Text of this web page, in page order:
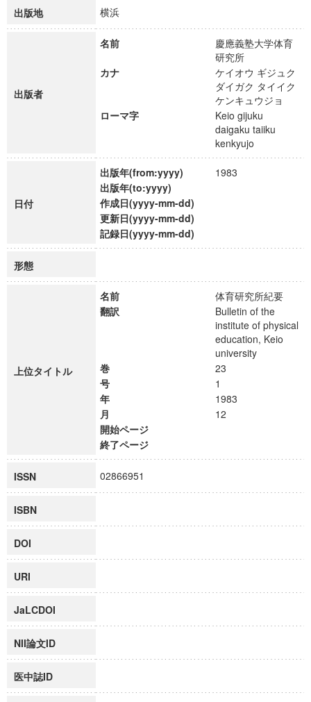
出版地 横浜
出版者
名前
慶應義塾大学体育
研究所
カナ
ケイオウ ギジュク
ダイガク タイイク
ケンキュウジョ
ローマ字
Keio gijuku
daigaku taiiku
kenkyujo
日付
出版年(from:yyyy)
1983
出版年(to:yyyy)
作成日(yyyy-mm-dd)
更新日(yyyy-mm-dd)
記録日(yyyy-mm-dd)
形態
上位タイトル
名前
体育研究所紀要
翻訳
Bulletin of the
institute of physical
education, Keio
university
巻
23
号
1
年
1983
月
12
開始ページ
終了ページ
ISSN 02866951
ISBN
DOI
URI
JaLCDOI
NII論文ID
医中誌ID